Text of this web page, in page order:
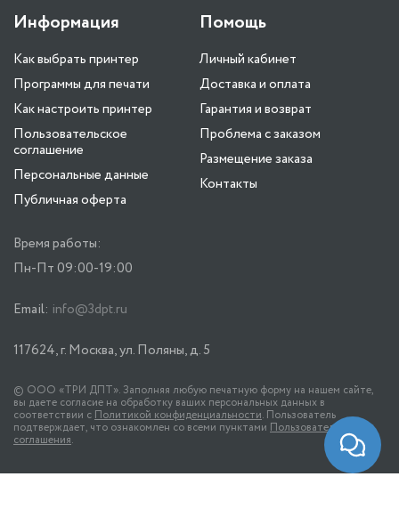
Информация
Как выбрать принтер
Программы для печати
Как настроить принтер
Пользовательское
соглашение
Персональные данные
Публичная оферта
Помощь
Личный кабинет
Доставка и оплата
Гарантия и возврат
Проблема с заказом
Размещение заказа
Контакты
Время работы:
Пн-Пт 09:00-19:00
Email: info@3dpt.ru
117624, г. Москва, ул. Поляны, д. 5
© ООО «ТРИ ДПТ». Заполняя любую печатную форму на нашем сайте,
вы даете согласие на обработку ваших персональных данных в
соответствии с Политикой конфиденциальности. Пользователь
подтверждает, что ознакомлен со всеми пунктами Пользовательского
соглашения.